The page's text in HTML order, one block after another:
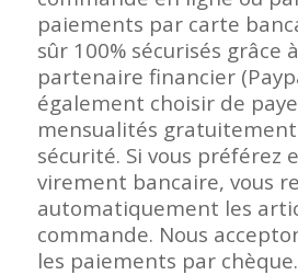
paiements par carte
sûr 100% sécurisés grâce
partenaire financier
également choisir de
mensualités
sécurité. Si vous préférez
virement bancaire, vous
automatiquement les
commande. Nous
les paiements par chèque.